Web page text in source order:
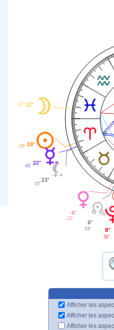
22°
32'
19°
55'
22°
41'
23°
07'
4°
22'
6°
53' 8°
32'
Afficher les
Afficher les
Afficher les